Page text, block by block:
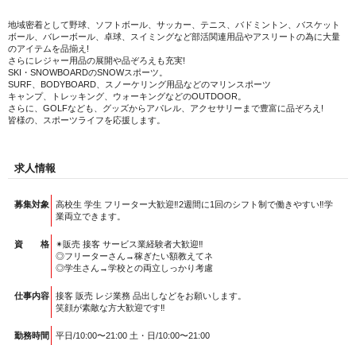
地域密着として野球、ソフトボール、サッカー、テニス、バドミントン、バスケット
ボール、バレーボール、卓球、スイミングなど部活関連用品やアスリートの為に大量
のアイテムを品揃え!
さらにレジャー用品の展開や品ぞろえも充実!
SKI・SNOWBOARDのSNOWスポーツ。
SURF、BODYBOARD、スノーケリング用品などのマリンスポーツ
キャンプ、トレッキング、ウォーキングなどのOUTDOOR。
さらに、GOLFなども、グッズからアパレル、アクセサリーまで豊富に品ぞろえ!
皆様の、スポーツライフを応援します。
求人情報
募集対象
高校生 学生 フリーター大歓迎‼︎2週間に1回のシフト制で働きやすい‼︎学
業両立できます。
資 格
✴︎販売 接客 サービス業経験者大歓迎‼︎
◎フリーターさん→稼ぎたい額教えてネ
◎学生さん→学校との両立しっかり考慮
仕事内容
接客 販売 レジ業務 品出しなどをお願いします。
笑顔が素敵な方大歓迎です‼︎
勤務時間 平日/10:00〜21:00 土・日/10:00〜21:00